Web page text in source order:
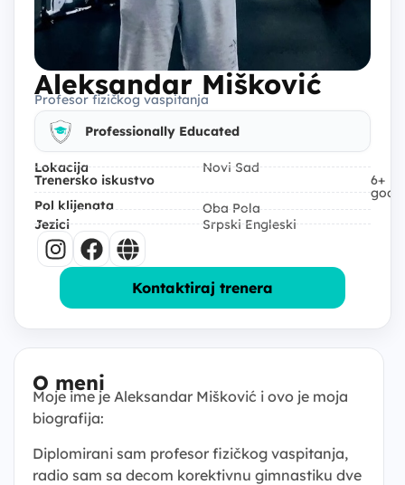
Aleksandar Mišković
Profesor fizičkog vaspitanja
Professionally Educated
Lokacija Novi Sad
Trenersko iskustvo 6+
god
Pol klijenata
Oba Pola
Jezici
Srpski Engleski
Kontaktiraj trenera
O meni
Moje ime je Aleksandar Mišković i ovo je moja
biografija:
Diplomirani sam profesor fizičkog vaspitanja,
radio sam sa decom korektivnu gimnastiku dve